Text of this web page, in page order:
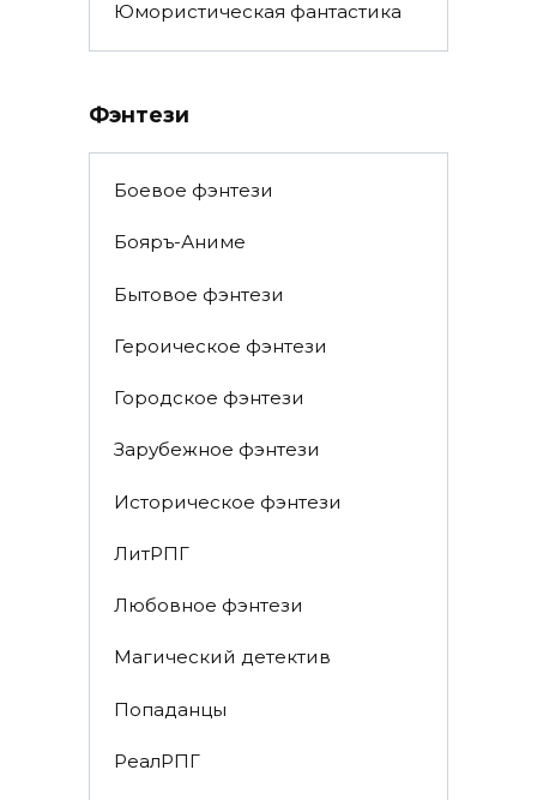
Юмористическая фантастика
Фэнтези
Боевое фэнтези
Бояръ-Аниме
Бытовое фэнтези
Героическое фэнтези
Городское фэнтези
Зарубежное фэнтези
Историческое фэнтези
ЛитРПГ
Любовное фэнтези
Магический детектив
Попаданцы
РеалРПГ